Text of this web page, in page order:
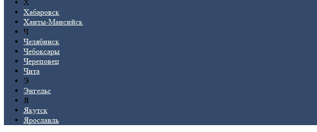
Х
Хабаровск
Ханты-Мансийск
Ч
Челябинск
Чебоксары
Череповец
Чита
Э
Энгельс
Я
Якутск
Ярославль